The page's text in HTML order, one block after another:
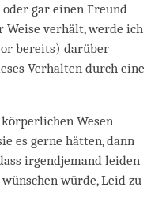
gar einen Freund
Weise verhält, werde ich
bereits) darüber
Verhalten durch eine
Wesen
es gerne hätten, dann
irgendjemand leiden
würde, Leid zu